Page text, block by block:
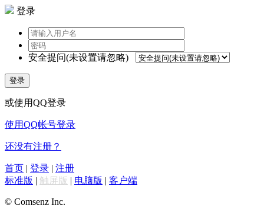
登录
安全提问(未设置请忽略)
登录
或使用QQ登录
使用QQ帐号登录
还没有注册？
首页 | 登录 | 注册
标准版 | 触屏版 | 电脑版 | 客户端
© Comsenz Inc.